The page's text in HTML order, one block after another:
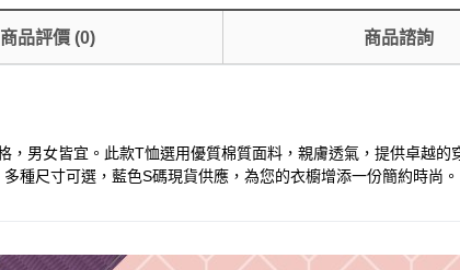
商品評價(0) 商品諮詢
男女皆宜。此款T恤選用優質棉質面料，親膚透氣，提供卓越
種尺寸可選，藍色S碼現貨供應，為您的衣櫥增添一份簡約時尚。